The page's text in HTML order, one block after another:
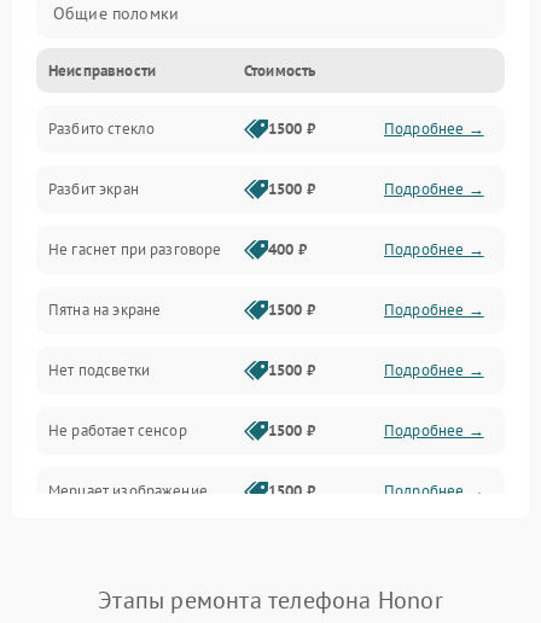
Общие поломки
Проблемы связи
Камеры
Проблемы с дисплеем и сенсором
Зарядка
Проблемы с питанием, зарядкой и аккумулятором
Проблемы с работой системы, корпусом и другие
Неисправности Стоимость
Разбито стекло 1500 ₽ Подробнее →
Разбит экран 1500 ₽ Подробнее →
Не гаснет при разговоре 400 ₽ Подробнее →
Пятна на экране 1500 ₽ Подробнее →
Нет подсветки 1500 ₽ Подробнее →
Не работает сенсор 1500 ₽ Подробнее →
Мерцает изображение 1500 ₽ Подробнее →
Не работает Face ID 4000 ₽ Подробнее →
Этапы ремонта телефона Honor